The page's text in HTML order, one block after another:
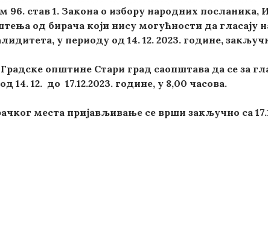
96. став 1. Закона о избору народних
од бирача који нису могућности да
у периоду од 14. 12. 2023. године,
Градске општине Стари град саопштава да сеза
14. 12. до 17.12.2023. године, у 8,00 часова.
места пријављивање се врши закључно са